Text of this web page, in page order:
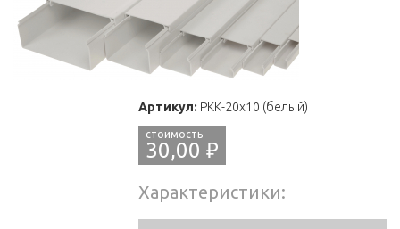
Артикул: РКК-20х10 (белый)
30,00 ₽
Характеристики